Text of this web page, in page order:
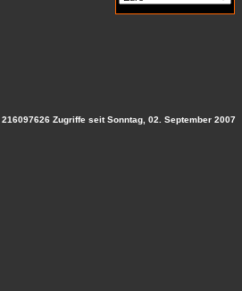
216097626 Zugriffe seit Sonntag, 02. September 2007